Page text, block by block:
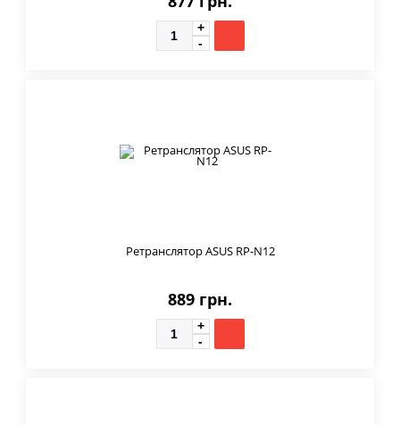
Ретранслятор ASUS RP-N12
889 грн.